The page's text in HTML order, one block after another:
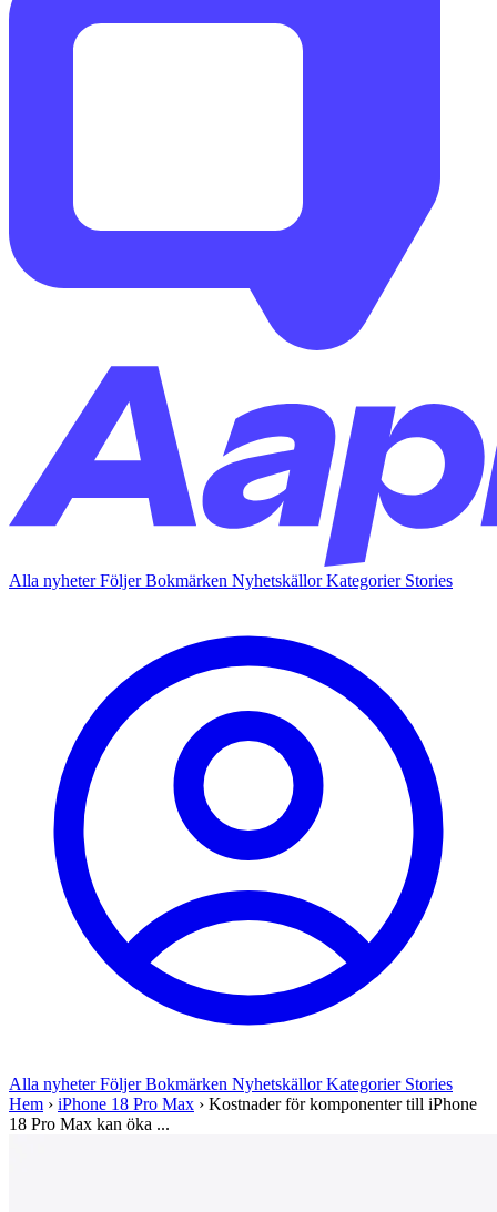
Alla nyheterFöljerBokmärken NyhetskällorKategorier Stories
Alla nyheterFöljerBokmärken NyhetskällorKategorier Stories
Hem › iPhone 18 Pro Max › Kostnader för komponenter till iPhone
18 Pro Max kan öka ...